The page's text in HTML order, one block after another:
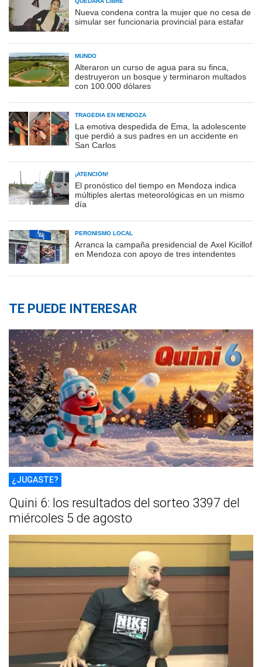
Nueva condena contra la mujer que no cesa de
simular ser funcionaria provincial para estafar
MUNDO
Alteraron un curso de agua para su finca,
destruyeron un bosque y terminaron multados
con 100.000 dólares
TRAGEDIA EN MENDOZA
La emotiva despedida de Ema, la adolescente
que perdió a sus padres en un accidente en
San Carlos
¡ATENCIÓN!
El pronóstico del tiempo en Mendoza indica
múltiples alertas meteorológicas en un mismo
día
PERONISMO LOCAL
Arranca la campaña presidencial de Axel Kicillof
en Mendoza con apoyo de tres intendentes
TE PUEDE INTERESAR
¿JUGASTE?
Quini 6: los resultados del sorteo 3397 del
miércoles 5 de agosto